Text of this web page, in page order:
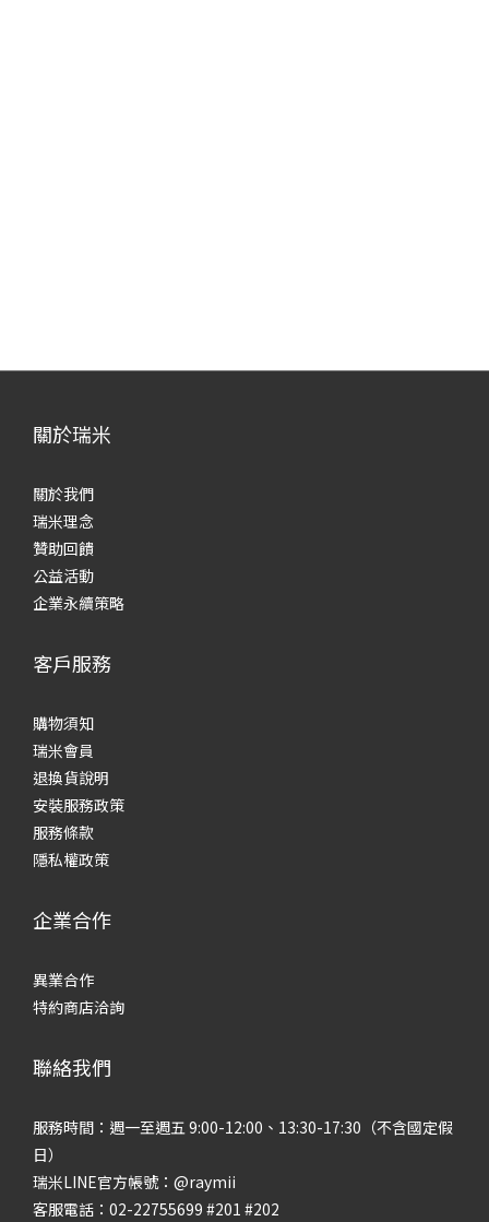
關於瑞米
關於我們
瑞米理念
贊助回饋
公益活動
企業永續策略
客戶服務
購物須知
瑞米會員
退換貨說明
安裝服務政策
服務條款
隱私權政策
企業合作
異業合作
特約商店洽詢
聯絡我們
服務時間：週一至週五 9:00-12:00、13:30-17:30（不含國定假
日）
瑞米LINE官方帳號：@raymii
客服電話：02-22755699 #201 #202